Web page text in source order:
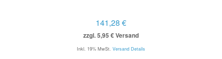
141,28 €
zzgl. 5,95 € Versand
Inkl. 19% MwSt. Versand Details